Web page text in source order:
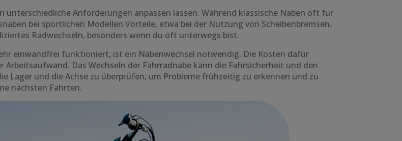
unterschiedliche Anforderungen anpassen lassen. Während klassische Naben oft für
bei sportlichen Modellen Vorteile, etwa bei der Nutzung von Scheibenbremsen.
Radwechseln, besonders wenn du oft unterwegs bist.
einwandfrei funktioniert, ist ein Nabenwechsel notwendig. Die Kosten dafür
Das Wechseln der Fahrradnabe kann die Fahrsicherheit und den
Lager und die Achse zu überprüfen, um Probleme frühzeitig zu erkennen und zu
nächsten Fahrten.